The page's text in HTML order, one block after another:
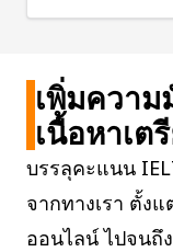
เพิ่มควา
เนื้อหาเต
บรรลุคะแนน
จากทางเรา ตั้ง
ออนไลน์ ไปจนถึ